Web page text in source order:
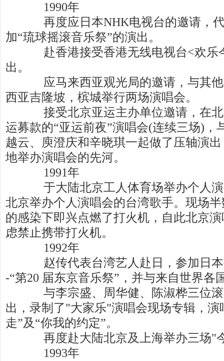
1990年
再度应日本NHK电视台的邀请，代
加“琉球摇滚音乐祭”的演出。
赴香港接受香港无线电视台<欢乐
出。
应马来西亚观光局的邀请，与其他
西亚吉隆坡，槟城举行两场演唱会。
接受北京亚运主办单位邀请，在北
运募款的“亚运前夜”演唱会(连续三场)，
越云、庾澄庆和辛晓琪一起做了压轴演
地举办演唱会的先河。
1991年
于大陆北京工人体育场举办个人演
北京举办个人演唱会的台湾歌手。现场
的感染下即兴点燃了打火机，自此北京
虑禁止携带打火机。
1992年
赵传代表台湾艺人赴日，参加日本
-“第20 届东京音乐祭”，并与来自世界各
与李宗盛、周华健、陈淑桦三位滚
出，录制了"大家乐"演唱会现场专辑，演
走”及“你我的约定”。
再度赴大陆北京及上海举办三场"
1993年